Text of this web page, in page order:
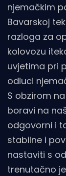
njemačkim
Bavarskoj
razloga za
kolovozu
uvjetima pri
odluci
S obzirom
boravi na
odgovorni i
stabilne i
nastaviti s
trenutačno